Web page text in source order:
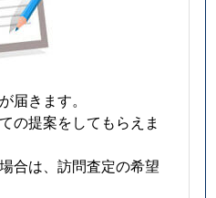
届きます。
の提案をしてもらえま
合は、訪問査定の希望